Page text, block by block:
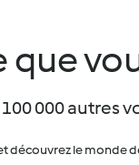
000 autres
découvrez le monde